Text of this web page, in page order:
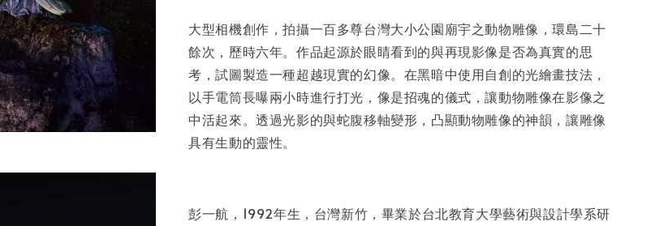
大型相機創作，拍攝一百多尊台灣大小公園廟宇之動物雕像，環島二十
餘次，歷時六年。作品起源於眼睛看到的與再現影像是否為真實的思
考，試圖製造一種超越現實的幻像。在黑暗中使用自創的光繪畫技法，
以手電筒長曝兩小時進行打光，像是招魂的儀式，讓動物雕像在影像之
中活起來。透過光影的與蛇腹移軸變形，凸顯動物雕像的神韻，讓雕像
具有生動的靈性。
彭一航，1992年生，台灣新竹，畢業於台北教育大學藝術與設計學系研